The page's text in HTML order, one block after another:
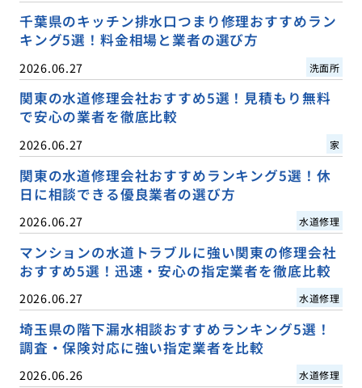
千葉県のキッチン排水口つまり修理おすすめラン
キング5選！料金相場と業者の選び方
2026.06.27 洗面所
関東の水道修理会社おすすめ5選！見積もり無料
で安心の業者を徹底比較
2026.06.27 家
関東の水道修理会社おすすめランキング5選！休
日に相談できる優良業者の選び方
2026.06.27 水道修理
マンションの水道トラブルに強い関東の修理会社
おすすめ5選！迅速・安心の指定業者を徹底比較
2026.06.27 水道修理
埼玉県の階下漏水相談おすすめランキング5選！
調査・保険対応に強い指定業者を比較
2026.06.26 水道修理